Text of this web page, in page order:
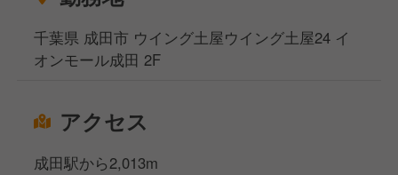
千葉県 成田市 ウイング土屋ウイング土屋24 イ
オンモール成田 2F
アクセス
成田駅から2,013m